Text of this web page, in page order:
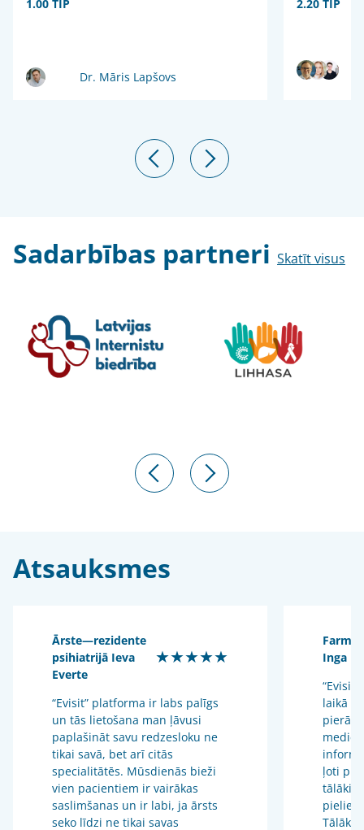
1.00 TIP
Dr. Māris Lapšovs
2.20 TIP
Sadarbības partneri Skatīt visus
Atsauksmes
Ārste—rezidente
psihiatrijā Ieva
Everte
★★★★★
“Evisit” platforma ir labs palīgs
un tās lietošana man ļāvusi
paplašināt savu redzesloku ne
tikai savā, bet arī citās
specialitātēs. Mūsdienās bieži
vien pacientiem ir vairākas
saslimšanas un ir labi, ja ārsts
seko līdzi ne tikai savas
Inga
laikā
ļoti